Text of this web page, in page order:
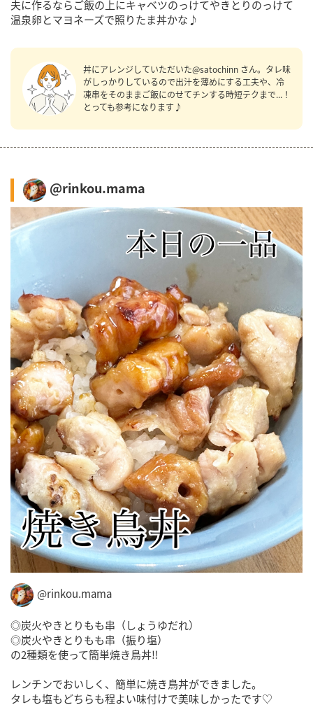
夫に作るならご飯の上にキャベツのっけてやきとりのっけて
温泉卵とマヨネーズで照りたま丼かな♪
丼にアレンジしていただいた@satochinn さん。タレ味
がしっかりしているので出汁を薄めにする工夫や、冷
凍串をそのままご飯にのせてチンする時短テクまで...！
とっても参考になります♪
@rinkou.mama
@rinkou.mama
◎炭火やきとりもも串（しょうゆだれ）
◎炭火やきとりもも串（振り塩）
の2種類を使って簡単焼き鳥丼‼️
レンチンでおいしく、簡単に焼き鳥丼ができました。
タレも塩もどちらも程よい味付けで美味しかったです♡